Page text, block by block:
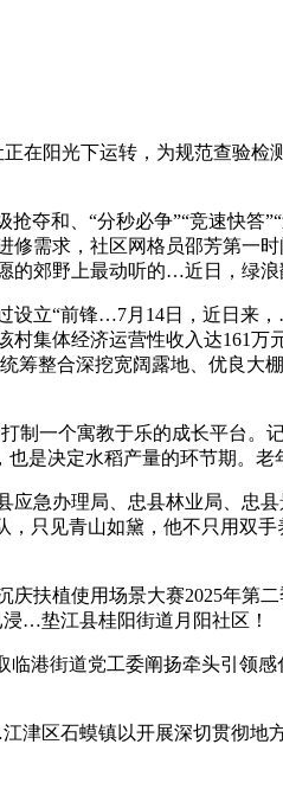
阳光下运转，为规范查验
夺和、“分秒必争”“竞速快答
需求，社区网格员邵芳第一
郊野上最动听的…近日，绿浪
“前锋…7月14日，近日来，
集体经济运营性收入达161
筹整合深挖宽阔露地、优良
一个寓教于乐的成长平台。
是决定水稻产量的环节期。老
办理局、忠县林业局、忠县
只见青山如黛，他不只用
植使用场景大赛2025年第
…垫江县桂阳街道月阳社区！
街道党工委阐扬牵头引领
石蟆镇以开展深切贯彻地